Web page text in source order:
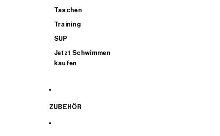
Taschen
Training
SUP
Jetzt Schwimmen
kaufen
ZUBEHÖR